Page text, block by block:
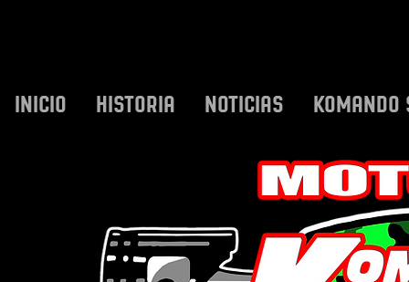
INICIO HISTORIA NOTICIAS KOMANDO